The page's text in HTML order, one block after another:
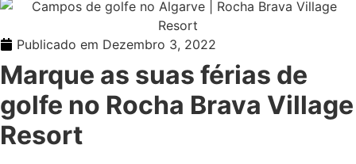
Publicado em Dezembro 3, 2022
Marque as suas férias de
golfe no Rocha Brava Village
Resort